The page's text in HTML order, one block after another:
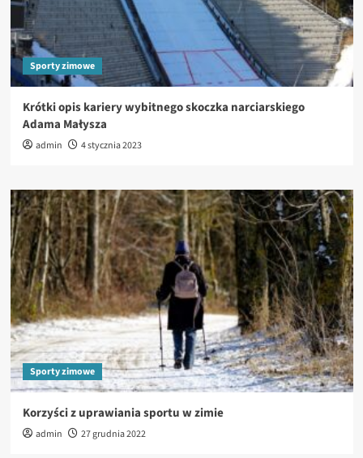
Sporty zimowe
Krótki opis kariery wybitnego skoczka narciarskiego
Adama Małysza
admin 4 stycznia 2023
Sporty zimowe
Korzyści z uprawiania sportu w zimie
admin 27 grudnia 2022